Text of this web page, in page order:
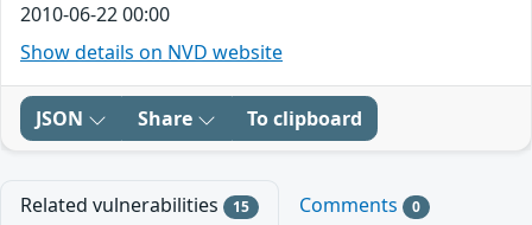
2010-06-22 00:00
Show details on NVD website
JSON Share To clipboard
Related vulnerabilities 15 Comments 0